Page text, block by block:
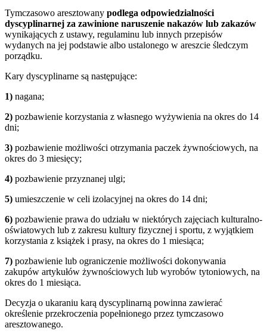
Tymczasowo aresztowany podlega odpowiedzialności
dyscyplinarnej za zawinione naruszenie nakazów lub zakazów
wynikających z ustawy, regulaminu lub innych przepisów
wydanych na jej podstawie albo ustalonego w areszcie śledczym
porządku.
Kary dyscyplinarne są następujące:
1) nagana;
2) pozbawienie korzystania z własnego wyżywienia na okres do 14
dni;
3) pozbawienie możliwości otrzymania paczek żywnościowych, na
okres do 3 miesięcy;
4) pozbawienie przyznanej ulgi;
5) umieszczenie w celi izolacyjnej na okres do 14 dni;
6) pozbawienie prawa do udziału w niektórych zajęciach kulturalno-
oświatowych lub z zakresu kultury fizycznej i sportu, z wyjątkiem
korzystania z książek i prasy, na okres do 1 miesiąca;
7) pozbawienie lub ograniczenie możliwości dokonywania
zakupów artykułów żywnościowych lub wyrobów tytoniowych, na
okres do 1 miesiąca.
Decyzja o ukaraniu karą dyscyplinarną powinna zawierać
określenie przekroczenia popełnionego przez tymczasowo
aresztowanego.